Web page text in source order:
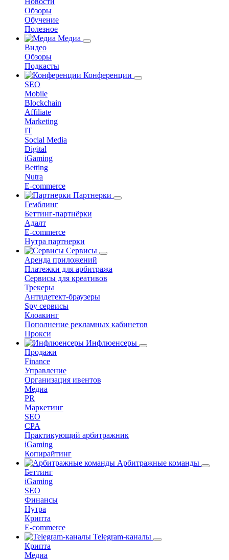
Обзоры
Обучение
Полезное
Медиа
Видео
Обзоры
Подкасты
Конференции
SEO
Mobile
Blockchain
Affiliate
Marketing
IT
Social Media
Digital
iGaming
Betting
Nutra
E-commerce
Партнерки
Гемблинг
Беттинг-партнёрки
Адалт
E-commerce
Нутра партнерки
Сервисы
Аренда приложений
Платежки для арбитража
Сервисы для креативов
Трекеры
Антидетект-браузеры
Spy сервисы
Клоакинг
Пополнение рекламных кабинетов
Прокси
Инфлюенсеры
Продажи
Finance
Управление
Организация ивентов
Медиа
PR
Маркетинг
SEO
CPA
Практикующий арбитражник
iGaming
Копирайтинг
Арбитражные команды
Беттинг
iGaming
SEO
Финансы
Нутра
Крипта
E-commerce
Telegram-каналы
Крипта
Медиа